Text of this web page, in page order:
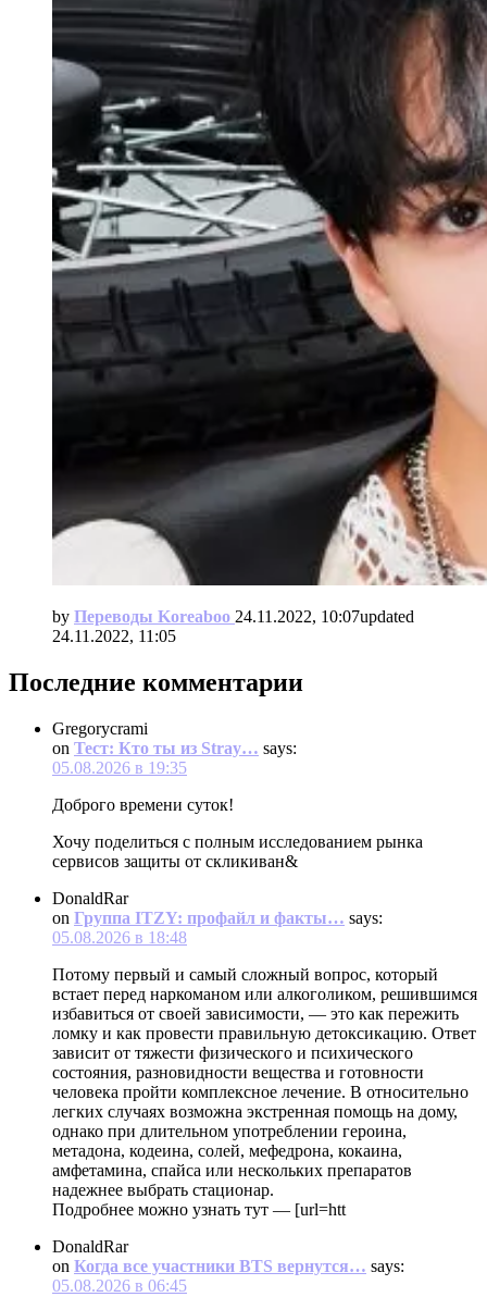
by Переводы Koreaboo 24.11.2022, 10:07updated
24.11.2022, 11:05
Последние комментарии
Gregorycrami
on Тест: Кто ты из Stray… says:
05.08.2026 в 19:35
Доброго времени суток!
Хочу поделиться с полным исследованием рынка
сервисов защиты от скликиван&
DonaldRar
on Группа ITZY: профайл и факты… says:
05.08.2026 в 18:48
Потому первый и самый сложный вопрос, который
встает перед наркоманом или алкоголиком, решившимся
избавиться от своей зависимости, — это как пережить
ломку и как провести правильную детоксикацию. Ответ
зависит от тяжести физического и психического
состояния, разновидности вещества и готовности
человека пройти комплексное лечение. В относительно
легких случаях возможна экстренная помощь на дому,
однако при длительном употреблении героина,
метадона, кодеина, солей, мефедрона, кокаина,
амфетамина, спайса или нескольких препаратов
надежнее выбрать стационар.
Подробнее можно узнать тут — [url=htt
DonaldRar
on Когда все участники BTS вернутся… says:
05.08.2026 в 06:45